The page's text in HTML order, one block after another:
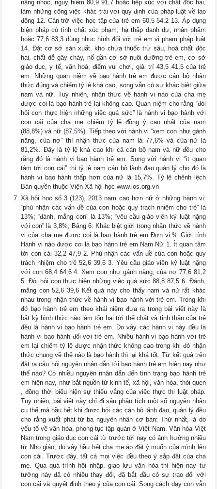
nặng nhọc, nguy hiểm 80,9 91,7 hoặc tiếp xúc với chất độc hại,
làm những công việc khác trái với quy định của pháp luật về lao
động 12. Cản trở việc học tập của trẻ em 60,5 54,2 13. Áp dụng
biện pháp có tính chất xúc phạm, hạ thấp danh dự, nhân phẩm
hoặc 77,6 83,3 dùng nhục hình đối với trẻ em vi phạm pháp luật
14. Đặt cơ sở sản xuất, kho chứa thuốc trừ sâu, hoá chất độc
hại, chất dễ gây cháy, nổ gần cơ sở nuôi dưỡng trẻ em, cơ sở
giáo dục, y tế, văn hoá, điểm vui chơi, giải trí 43,5 41,5 của trẻ
em. Những quan niệm về bạo hành trẻ em được cán bộ nhận
thức đúng và chiếm tỷ lệ khá cao, song vẫn có sự khác biệt giữa
nam và nữ. Tuy nhiên, nhận thức về hành vi nào của cha mẹ
được coi là bạo hành trẻ lại không cao. Quan niệm cho rằng “đòi
hỏi con thực hiện những việc quá sức” là hành vi bạo hành với
con cái của cha mẹ chiếm tỷ lệ đồng ý cao nhất của nam
(88,8%) và nữ (87,5%). Tiếp theo với hành vi “xem con như gánh
nặng, của nợ” thì nhận thức của nam là 77,6% và của nữ là
81,2%. Đây là tỷ lệ khá cao khi cả cán bộ nam và nữ đều cho
rằng đó là hành vi bạo hành trẻ em. Song với hành vi “ít quan
tâm tới con cái” thì tỷ lệ nam cán bộ lãnh đạo quản lý cho đó là
hành vi bạo hành thấp hơn của nữ là 15,7%. Tỷ lệ chênh lệch
Bản quyền thuộc Viện Xã hội học www.ios.org.vn
Xã hội học số 3 (123), 2013 nam cao hơn nữ ở những hành vi:
“phủ nhận các vấn đề của con hoặc quy trách nhiệm cho trẻ” là
13%; “đánh, mắng con” là 13%; “yêu cầu giáo viên kỷ luật nặng
với con” là 3,8%; Bảng 6: Khác biệt giới trong nhận thức về hành
vi của cha mẹ được coi là bạo hành trẻ em Đơn vị:% Giới tính
Hành vi nào được coi là bạo hành trẻ em Nam Nữ 1. Ít quan tâm
tới con cái 32,2 47,9 2. Phủ nhận các vấn đề của con hoặc quy
trách nhiệm cho trẻ 52,6 39,6 3. Yêu cầu giáo viên kỷ luật nặng
với con 68,4 64,6 4. Xem con như gánh nặng, của nợ 77,6 81,2
5. Đòi hỏi con thực hiện những việc quá sức 88,8 87,5 6. Đánh,
mắng con 52,6 39,6 Kết quả này cho thấy nam và nữ rất khác
nhau trong nhận thức về hành vi bạo hành với trẻ em. Trong khi
đó bạo hành trẻ em theo khái niệm đưa ra trong bài viết này là
bất kỳ hình thức nào làm tổn hại tới thể chất và tinh thần của trẻ
đều là hành vi bạo hành trẻ em. Do vậy các hành vi này đều là
hành vi bạo hành đối với trẻ em. Nhiều hành vi bạo hành với trẻ
em lại chiếm tỷ lệ được nhận thức không cao trong khi đó nhận
thức chung về thế nào là bạo hành thì lại khá tốt. Từ kết quả trên
đặt ra câu hỏi nguyên nhân dẫn tới bạo hành trẻ em hiện nay như
thế nào? Có nhiều nguyên nhân dẫn đến tình trạng bạo hành trẻ
em hiện nay, như bắt nguồn từ kinh tế, xã hội, văn hóa, thói quen
, đồng thời biểu hiện sự thiếu vắng của việc thực thi luật pháp.
Tuy nhiên, bài viết này chỉ đi sâu phân tích một số nguyên nhân
cụ thể mà hầu hết khi được hỏi các cán bộ lãnh đạo, quản lý đều
cho rằng xuất phát từ ba nguyên nhân cơ bản: Thứ nhất, là do
yếu tố về văn hóa, phong tục tập quán ở Việt Nam. Văn hóa Việt
Nam trong giáo dục con cái từ trước tới nay có ảnh hưởng nhiều
từ Nho giáo, do vậy hầu hết cha mẹ áp đặt ý muốn của mình lên
con cái. Trước đây, tất cả mọi việc đều theo ý sắp đặt của cha
mẹ. Qua quá trình hội nhập, giao lưu văn hóa thì hiện nay tư
tưởng này đã có nhiều thay đổi, đã bắt đầu có sự trao đổi với
con cái và quyết định theo ý của con cái. Song cách dạy con vẫn